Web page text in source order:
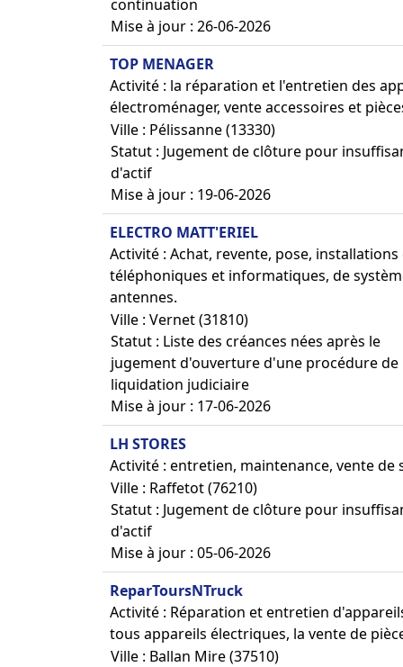
continuation
Mise à jour : 26-06-2026
TOP MENAGER
Activité : la réparation et l'entretien des
électroménager, vente accessoires et
Ville : Pélissanne (13330)
Statut : Jugement de clôture pour
d'actif
Mise à jour : 19-06-2026
ELECTRO MATT'ERIEL
Activité : Achat, revente, pose,
téléphoniques et informatiques, de
antennes.
Ville : Vernet (31810)
Statut : Liste des créances nées après le
jugement d'ouverture d'une procédure de
liquidation judiciaire
Mise à jour : 17-06-2026
LH STORES
Activité : entretien, maintenance, vente de
Ville : Raffetot (76210)
Statut : Jugement de clôture pour
d'actif
Mise à jour : 05-06-2026
ReparToursNTruck
Activité : Réparation et entretien
tous appareils électriques, la vente de
Ville : Ballan Mire (37510)